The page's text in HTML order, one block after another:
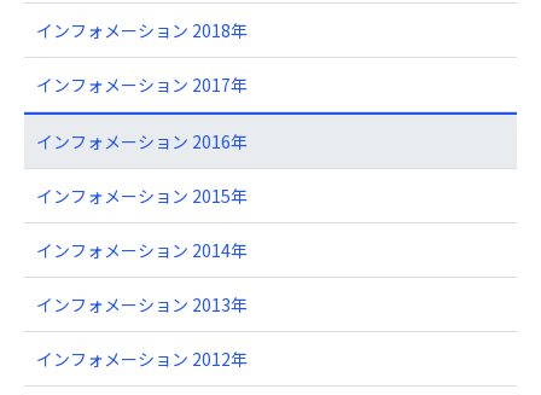
インフォメーション 2018年
インフォメーション 2017年
インフォメーション 2016年
インフォメーション 2015年
インフォメーション 2014年
インフォメーション 2013年
インフォメーション 2012年